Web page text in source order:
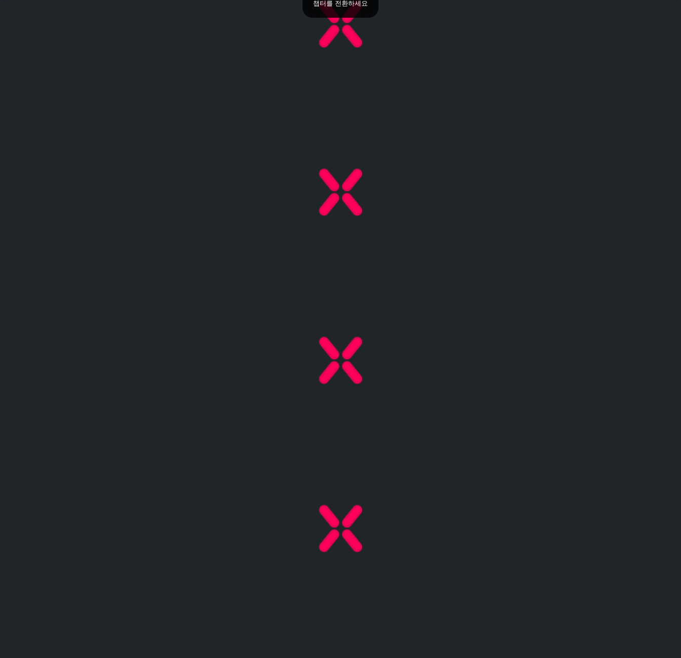
챕터를 전환하세요